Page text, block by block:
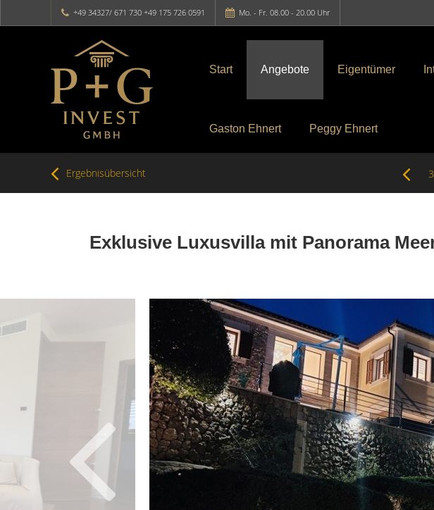
+49 34327/ 671 730 +49 175 726 0591 Mo. - Fr. 08.00 - 20.00 Uhr
Start Angebote Eigentümer
Gaston Ehnert Peggy Ehnert
Ergebnisübersicht 3
Exklusive Luxusvilla mit Panorama